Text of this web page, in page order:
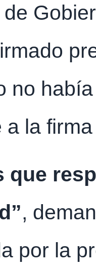
de
no
a la
que
,
por la